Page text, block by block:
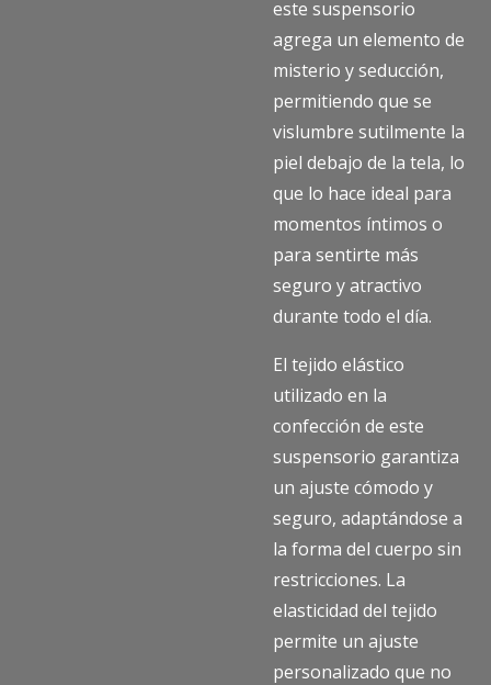
este suspensorio
agrega un elemento de
misterio y seducción,
permitiendo que se
vislumbre sutilmente la
piel debajo de la tela, lo
que lo hace ideal para
momentos íntimos o
para sentirte más
seguro y atractivo
durante todo el día.
El tejido elástico
utilizado en la
confección de este
suspensorio garantiza
un ajuste cómodo y
seguro, adaptándose a
la forma del cuerpo sin
restricciones. La
elasticidad del tejido
permite un ajuste
personalizado que no